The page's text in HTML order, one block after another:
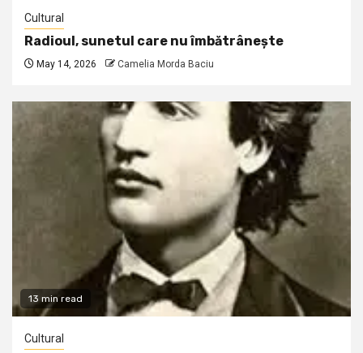
Cultural
Radioul, sunetul care nu îmbătrânește
May 14, 2026 Camelia Morda Baciu
13 min read
Cultural